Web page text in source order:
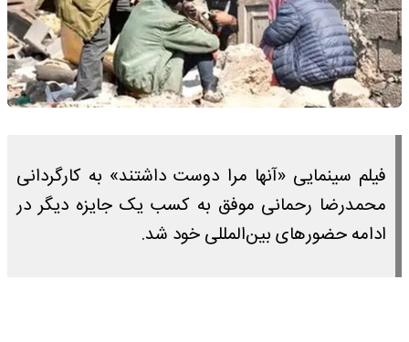
فیلم سینمایی «آنها مرا دوست داشتند» به کارگردانی
محمدرضا رحمانی موفق به کسب یک جایزه دیگر در
ادامه حضورهای بین‌المللی خود شد.